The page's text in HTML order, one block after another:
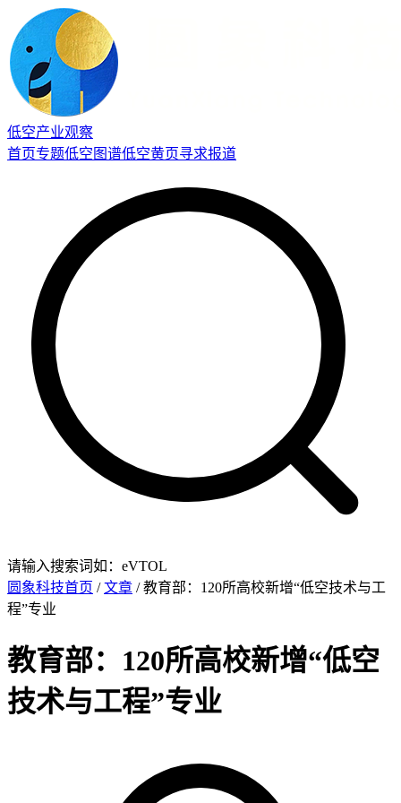
低空产业观察
首页专题低空图谱低空黄页寻求报道
请输入搜索词如：eVTOL
圆象科技首页 /文章 / 教育部：120所高校新增“低空技术与工
程”专业
教育部：120所高校新增“低空
技术与工程”专业